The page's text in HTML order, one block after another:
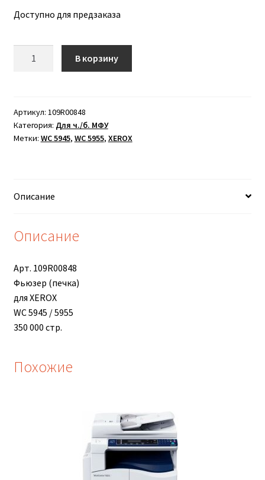
Доступно для предзаказа
для
XEROX
WC
(350K)
В корзину
Артикул: 109R00848
Категория: Для ч./б. МФУ
Метки: WC 5945, WC 5955, XEROX
Описание
Описание
Арт. 109R00848
Фьюзер (печка)
для XEROX
WC 5945 / 5955
350 000 стр.
Похожие